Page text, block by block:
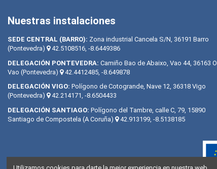
Nuestras instalaciones
SEDE CENTRAL (BARRO): Zona industrial Cancela S/N, 36191 Barro
(Pontevedra)
42.5108516, -8.6449386
DELEGACIÓN PONTEVEDRA: Camiño Bao de Abaixo, Vao 44, 36163 O
Vao (Pontevedra)
42.4412485, -8.649878
DELEGACIÓN VIGO: Polígono de Cotogrande, Nave 12, 36318 Vigo
(Pontevedra)
42.214171, -8.6504433
DELEGACIÓN SANTIAGO: Polígono del Tambre, calle C, 79, 15890
Santiago de Compostela (A Coruña)
42.913199, -8.5138185